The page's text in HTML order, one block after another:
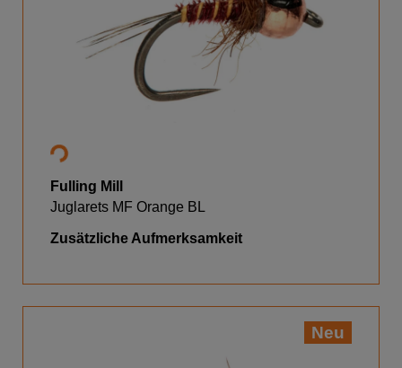
Fulling Mill
Juglarets MF Orange BL
Zusätzliche Aufmerksamkeit
Neu